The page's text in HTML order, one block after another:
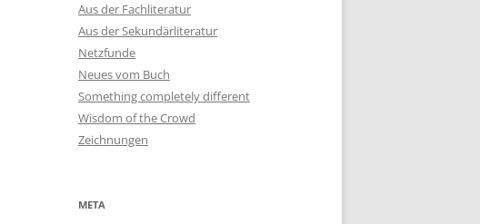
Aus der Fachliteratur
Aus der Sekundärliteratur
Netzfunde
Neues vom Buch
Something completely different
Wisdom of the Crowd
Zeichnungen
META